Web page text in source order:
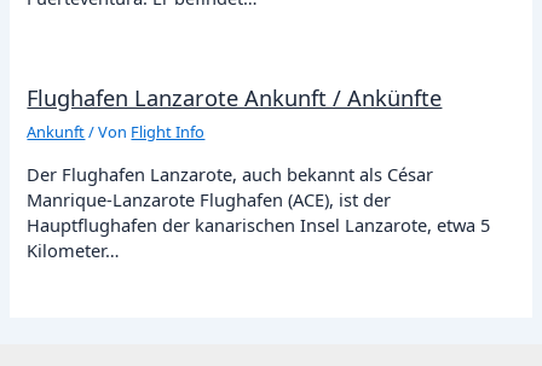
Flughafen Lanzarote Ankunft / Ankünfte
Ankunft/ Von Flight Info
Der Flughafen Lanzarote, auch bekannt als César
Manrique-Lanzarote Flughafen (ACE), ist der
Hauptflughafen der kanarischen Insel Lanzarote, etwa 5
Kilometer…